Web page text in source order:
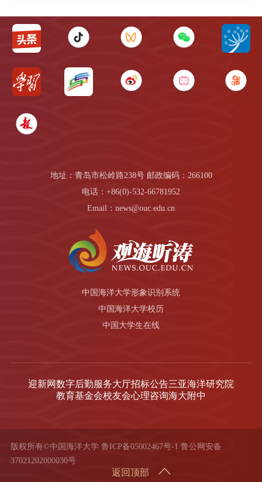
地址：青岛市松岭路238号 邮政编码：266100
电话：+86(0)-532-66781952
Email：news@ouc.edu.cn
中国海洋大学形象识别系统
中国海洋大学校历
中国大学生在线
迎新网数字后勤服务大厅招标公告三亚海洋研究院
教育基金会校友会心理咨询海大附中
版权所有©中国海洋大学 鲁ICP备05002467号-1 鲁公网安备
37021202000030号
返回顶部